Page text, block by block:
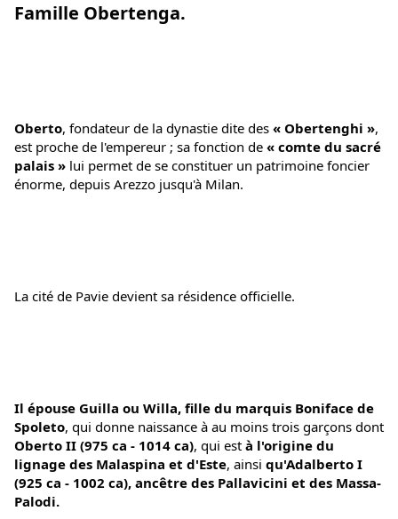
Famille Obertenga.
Oberto, fondateur de la dynastie dite des « Obertenghi »,
est proche de l'empereur ; sa fonction de « comte du sacré
palais » lui permet de se constituer un patrimoine foncier
énorme, depuis Arezzo jusqu'à Milan.
La cité de Pavie devient sa résidence officielle.
Il épouse Guilla ou Willa, fille du marquis Boniface de
Spoleto, qui donne naissance à au moins trois garçons dont
Oberto II (975 ca - 1014 ca), qui est à l'origine du
lignage des Malaspina et d'Este, ainsi qu'Adalberto I
(925 ca - 1002 ca), ancêtre des Pallavicini et des Massa-
Palodi.